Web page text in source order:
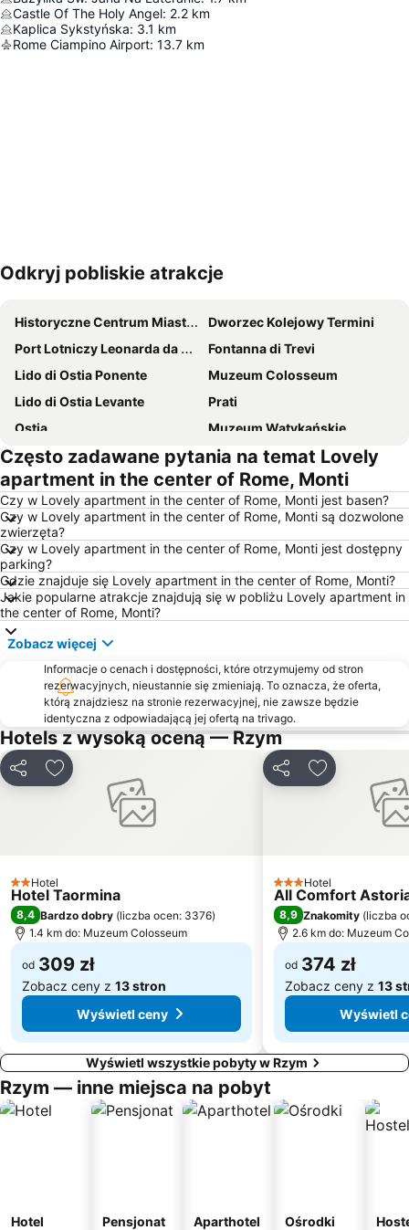
Castle Of The Holy Angel: 2.2 km
Kaplica Sykstyńska: 3.1 km
Rome Ciampino Airport: 13.7 km
Powiększ mapę
Odkryj pobliskie atrakcje
Historyczne Centrum Miasta w Rzym
Dworzec Kolejowy Termini
Port Lotniczy Leonarda da Vinci Fiumicino Rzym
Fontanna di Trevi
Lido di Ostia Ponente
Muzeum Colosseum
Lido di Ostia Levante
Prati
Ostia
Muzeum Watykańskie
Dzielnica Trastevere
Międzynarodowy port lotniczy Rzym-Ciampino
Bazylika św. Piotra w Okowach
Termini Metro Station
Monti
Colosseo Metro Station
St Peters Basilica
Plac Navona
Torvaianica
Piazza San Pietro
Forum Romanum
Bazylika Matki Bożej Większej
Schody Hiszpańskie
Castel Sant'Angelo
Basilica San Paolo Metro Station
Via Aurelia - Roma
Bazylika Najświętszej Maryi Panny na Zatybrzu
Ostiense
Ostia Antyczny Port
Dworzec Kolejowy Tiburtina
Lido dei Pini
Ottaviano - San Pietro - Musei Vaticani Metro Station
Circo Massimo Metro Station
Lido di Lavinio - Lido dei Pini - Lido dei Gigli
Acilia
Plac Wenecki
Targi Rzym
Borgo
Często zadawane pytania na temat Lovely
apartment in the center of Rome, Monti
Czy w Lovely apartment in the center of Rome, Monti jest basen?
Czy w Lovely apartment in the center of Rome, Monti są dozwolone
zwierzęta?
Czy w Lovely apartment in the center of Rome, Monti jest dostępny
parking?
Gdzie znajduje się Lovely apartment in the center of Rome, Monti?
Jakie popularne atrakcje znajdują się w pobliżu Lovely apartment in
the center of Rome, Monti?
Zobacz więcej
Informacje o cenach i dostępności, które otrzymujemy od stron
rezerwacyjnych, nieustannie się zmieniają. To oznacza, że oferta,
którą znajdziesz na stronie rezerwacyjnej, nie zawsze będzie
identyczna z odpowiadającą jej ofertą na trivago.
Hotels z wysoką oceną — Rzym
UdostępnijDodaj do ulubionych
2 Kategoria
Hotel
Hotel Taormina
8,4 Bardzo dobry (liczba ocen: 3376)
1.4 km do: Muzeum Colosseum
od 309 zł
Zobacz ceny z 13 stron
Wyświetl ceny
UdostępnijDodaj do
3 Kategoria
Hotel
All Comfort
8,9 Znakomity (liczba
2.6 km do: Muzeum
od 374 zł
Zobacz ceny z 13
Wyświetl
Wyświetl wszystkie pobyty w Rzym
Rzym — inne miejsca na pobyt
Hotel Pensjonat Aparthotel Ośrodki